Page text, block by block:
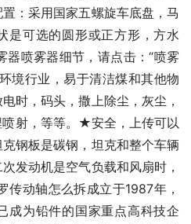
：采用国家五螺旋车底盘，马
是可选的圆形或正方形，方水
器喷雾器细节，请点击：“喷雾
境行业，易于清洁煤和其他物
时，码头，撒上除尘，灰尘，
射，等等。★安全，上传可以
钢板是碳钢，坦克和整个车辆
发动机是空气负载和风扇时，
动轴怎么拆成立于1987年，
成为铅件的国家重点高科技企